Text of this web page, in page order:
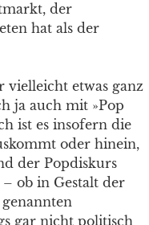
der
hat als der
vielleicht etwas ganz
ja auch mit »Pop
ist es insofern die
oder hinein,
der Popdiskurs
ob in Gestalt der
gar nicht politisch